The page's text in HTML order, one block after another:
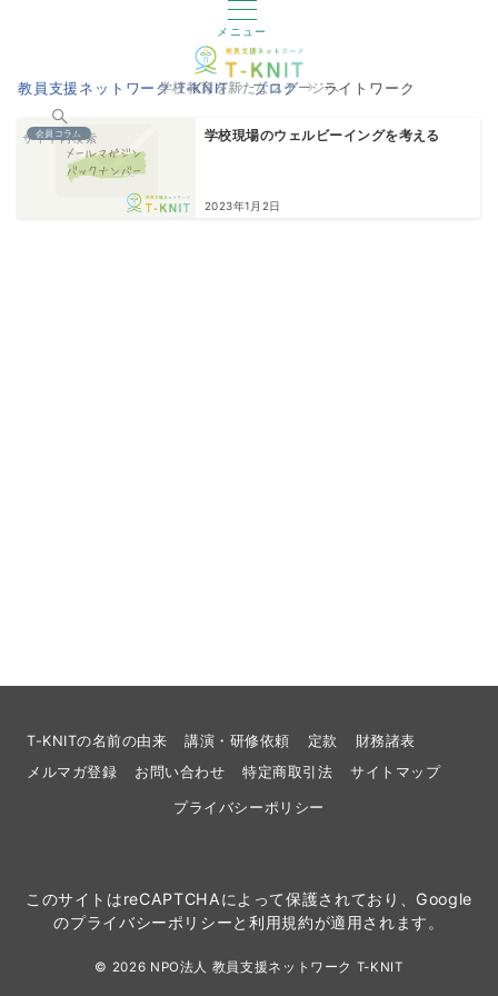
メニュー
学校教育を新たなステージへ
サイト内検索
教員支援ネットワーク T-KNIT ブログ ライトワーク
会員コラム 学校現場のウェルビーイングを考える
2023年1月2日
T-KNITの名前の由来 講演・研修依頼 定款
財務諸表
メルマガ登録
お問い合わせ 特定商取引法 サイトマップ
プライバシーポリシー
このサイトはreCAPTCHAによって保護されており、Google
のプライバシーポリシーと 利用規約が適用されます。
© 2026 NPO法人 教員支援ネットワーク T-KNIT